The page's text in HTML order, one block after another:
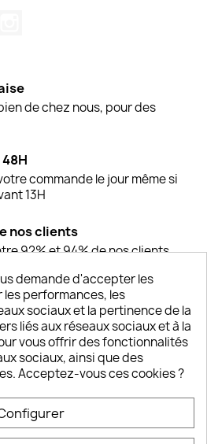
de chez nous, pour des
commande le jour même si
13H
nos clients
92% et 94% de nos clients
écoute
6/7J de 10h à 18H

demande d'accepter les
performances, les
sociaux et la pertinence de la
liés aux réseaux sociaux et à la
vous offrir des fonctionnalités
sociaux, ainsi que des
Acceptez-vous ces cookies ?